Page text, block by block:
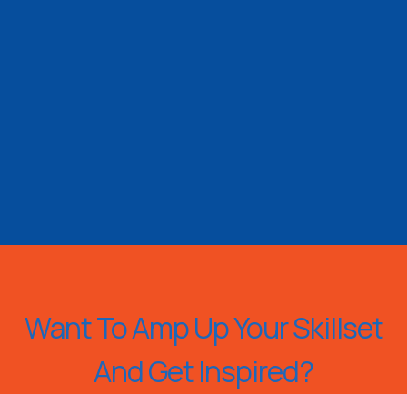
Want To Amp Up Your Skillset
And Get Inspired?